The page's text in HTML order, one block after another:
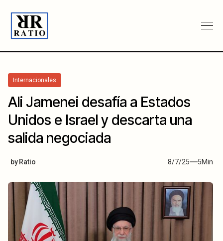
Internacionales
Ali Jamenei desafía a Estados
Unidos e Israel y descarta una
salida negociada
by Ratio 8/7/25 5Min